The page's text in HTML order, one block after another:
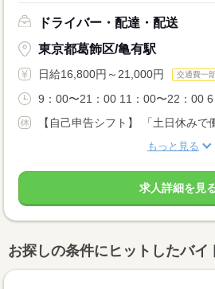
ドライバー・配達・配送
東京都葛飾区/亀有駅
日給16,800円～21,000円 交通費一
9：00〜21：00 11：00〜22：00
【自己申告シフト】 「土日休みで
もっと見る
求人詳細を見
お探しの条件にヒットしたバイ